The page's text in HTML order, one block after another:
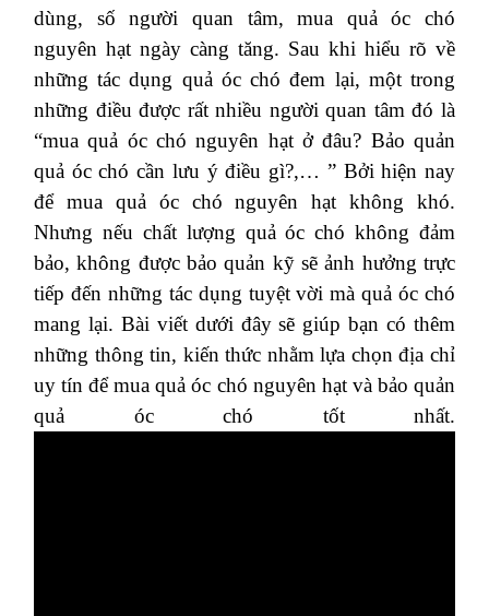
dùng, số người quan tâm, mua quả óc chó
nguyên hạt ngày càng tăng. Sau khi hiểu rõ về
những tác dụng quả óc chó đem lại, một trong
những điều được rất nhiều người quan tâm đó là
“mua quả óc chó nguyên hạt ở đâu? Bảo quản
quả óc chó cần lưu ý điều gì?,… ” Bởi hiện nay
để mua quả óc chó nguyên hạt không khó.
Nhưng nếu chất lượng quả óc chó không đảm
bảo, không được bảo quản kỹ sẽ ảnh hưởng trực
tiếp đến những tác dụng tuyệt vời mà quả óc chó
mang lại. Bài viết dưới đây sẽ giúp bạn có thêm
những thông tin, kiến thức nhằm lựa chọn địa chỉ
uy tín để mua quả óc chó nguyên hạt và bảo quản
quả óc chó tốt nhất.